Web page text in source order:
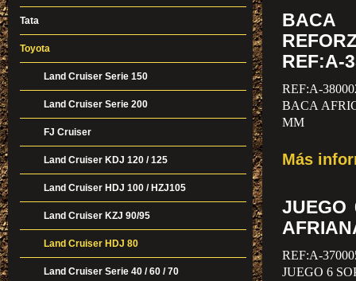
REF:A-
REF:A-
BACA
MM
Más
JUEGO
REF:A-
JUEGO 6
Tata
Toyota
Land Cruiser Serie 150
Land Cruiser Serie 200
FJ Cruiser
Land Cruiser KDJ 120 / 125
Land Cruiser HDJ 100 / HZJ105
Land Cruiser KZJ 90/95
Land Cruiser HDJ 80
Land Cruiser Serie 40 / 60 / 70